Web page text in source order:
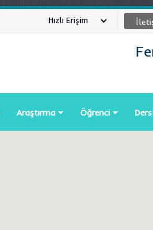
Hızlı Erişim
Araştırma Öğrenci